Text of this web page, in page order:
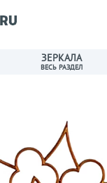
ЗЕРКАЛА